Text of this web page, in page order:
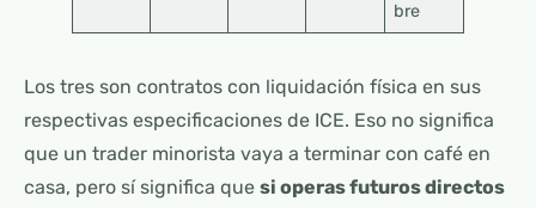
bre
Los tres son contratos con liquidación física en sus
respectivas especificaciones de ICE. Eso no significa
que un trader minorista vaya a terminar con café en
casa, pero sí significa que si operas futuros directos